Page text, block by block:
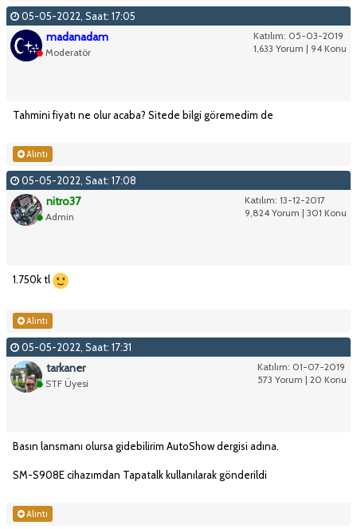
05-05-2022, Saat: 17:05
Katılım: 05-03-2019
1,633 Yorum | 94 Konu
madanadam
Moderatör
Tahmini fiyatı ne olur acaba? Sitede bilgi göremedim de
Alıntı
05-05-2022, Saat: 17:08
Katılım: 13-12-2017
9,824 Yorum | 301 Konu
nitro37
Admin
1.750k tl
Alıntı
05-05-2022, Saat: 17:31
Katılım: 01-07-2019
573 Yorum | 20 Konu
tarkaner
STF Üyesi
Basın lansmanı olursa gidebilirim AutoShow dergisi adına.
SM-S908E cihazımdan Tapatalk kullanılarak gönderildi
Alıntı